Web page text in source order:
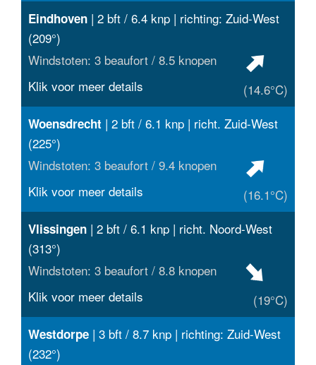
Eindhoven | 2 bft / 6.4 knp | richting: Zuid-West
(209°)
Windstoten: 3 beaufort / 8.5 knopen
(14.6°C)
Klik voor meer details
Woensdrecht | 2 bft / 6.1 knp | richt. Zuid-West
(225°)
Windstoten: 3 beaufort / 9.4 knopen
(16.1°C)
Klik voor meer details
Vlissingen | 2 bft / 6.1 knp | richt. Noord-West
(313°)
Windstoten: 3 beaufort / 8.8 knopen
(19°C)
Klik voor meer details
Westdorpe | 3 bft / 8.7 knp | richting: Zuid-West
(232°)